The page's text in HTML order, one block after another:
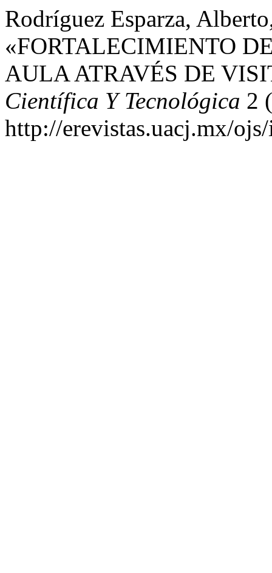
Rodríguez Esparza,
«FORTALECIMIENTO
AULA ATRAVÉS DE
Científica Y Tecnológica 2
http://erevistas.uacj.mx/